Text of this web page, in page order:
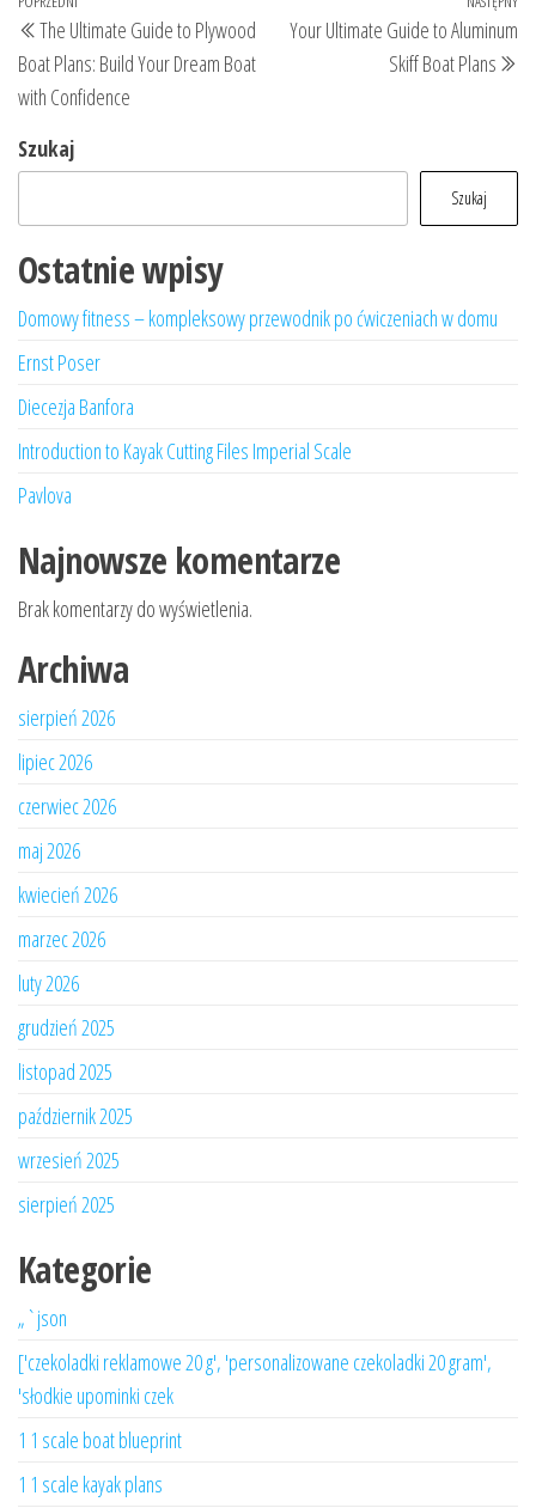
wpisu
wpisThe Ultimate Guide to Plywood
Boat Plans: Build Your Dream Boat
with Confidence
Your Ultimate Guide to Aluminum
Skiff Boat Plans
Szukaj
Szukaj
Ostatnie wpisy
Domowy fitness – kompleksowy przewodnik po ćwiczeniach w domu
Ernst Poser
Diecezja Banfora
Introduction to Kayak Cutting Files Imperial Scale
Pavlova
Najnowsze komentarze
Brak komentarzy do wyświetlenia.
Archiwa
sierpień 2026
lipiec 2026
czerwiec 2026
maj 2026
kwiecień 2026
marzec 2026
luty 2026
grudzień 2025
listopad 2025
październik 2025
wrzesień 2025
sierpień 2025
Kategorie
„`json
['czekoladki reklamowe 20 g', 'personalizowane czekoladki 20 gram',
'słodkie upominki czek
1 1 scale boat blueprint
1 1 scale kayak plans